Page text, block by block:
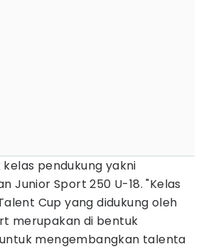
pendukung yakni
Junior Sport 250 U-18. "Kelas
Cup yang didukung oleh
merupakan di bentuk
mengembangkan talenta